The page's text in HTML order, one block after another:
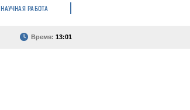
НАУЧНАЯ РАБОТА
Время: 13:01